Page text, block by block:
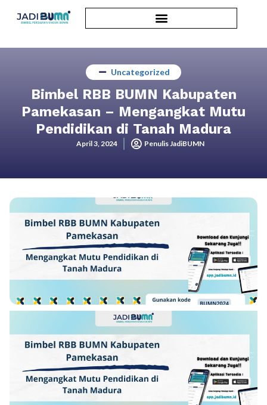
Uncategorized
Bimbel RBB BUMN Kabupaten
Pamekasan – Mengangkat Mutu
Pendidikan di Tanah Madura
April 3, 2024 Penulis JadiBUMN